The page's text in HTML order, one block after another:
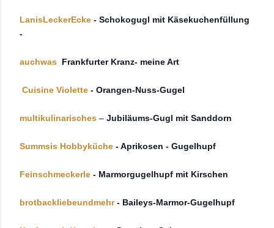
LanisLeckerEcke - Schokogugl mit Käsekuchenfüllung
-
auchwas Frankfurter Kranz- meine Art
Cuisine Violette - Orangen-Nuss-Gugel
multikulinarisches – Jubiläums-Gugl mit Sanddorn
Summsis Hobbyküche - Aprikosen - Gugelhupf
Feinschmeckerle - Marmorgugelhupf mit Kirschen
brotbackliebeundmehr- Baileys-Marmor-Gugelhupf